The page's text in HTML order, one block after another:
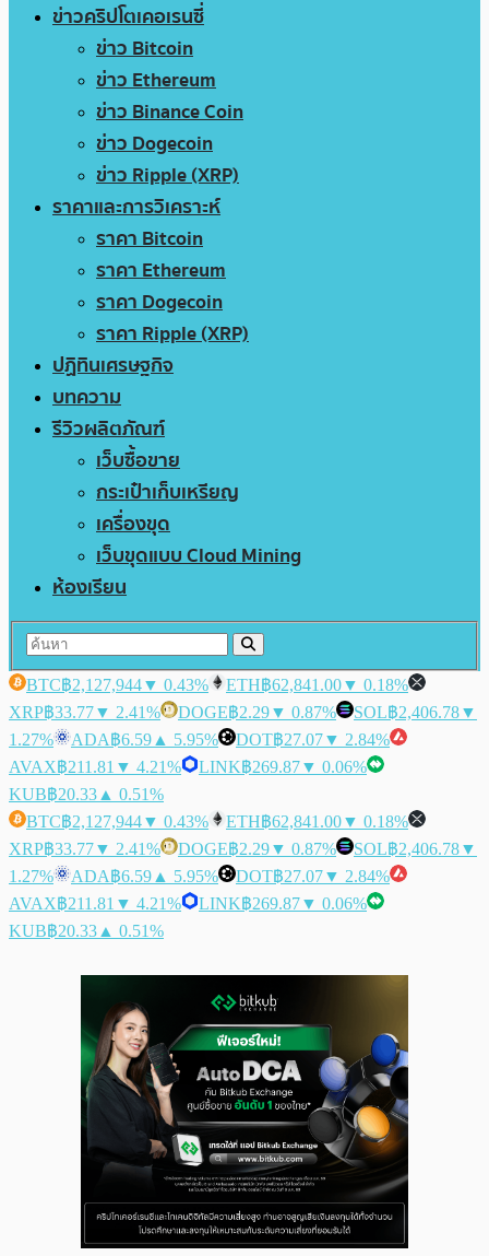
ข่าวคริปโตเคอเรนซี่
ข่าว Bitcoin
ข่าว Ethereum
ข่าว Binance Coin
ข่าว Dogecoin
ข่าว Ripple (XRP)
ราคาและการวิเคราะห์
ราคา Bitcoin
ราคา Ethereum
ราคา Dogecoin
ราคา Ripple (XRP)
ปฏิทินเศรษฐกิจ
บทความ
รีวิวผลิตภัณฑ์
เว็บซื้อขาย
กระเป๋าเก็บเหรียญ
เครื่องขุด
เว็บขุดแบบ Cloud Mining
ห้องเรียน
BTC฿2,127,944▼ 0.43% ETH฿62,841.00▼ 0.18%
XRP฿33.77▼ 2.41% DOGE฿2.29▼ 0.87% SOL฿2,406.78▼
1.27%
ADA฿6.59 ▲ 5.95% DOT฿27.07▼ 2.84%
AVAX฿211.81 ▼ 4.21% LINK฿269.87▼ 0.06%
KUB฿20.33 ▲ 0.51%
BTC฿2,127,944▼ 0.43% ETH฿62,841.00▼ 0.18%
XRP฿33.77▼ 2.41% DOGE฿2.29▼ 0.87% SOL฿2,406.78▼
1.27%
ADA฿6.59 ▲ 5.95% DOT฿27.07▼ 2.84%
AVAX฿211.81 ▼ 4.21% LINK฿269.87▼ 0.06%
KUB฿20.33 ▲ 0.51%